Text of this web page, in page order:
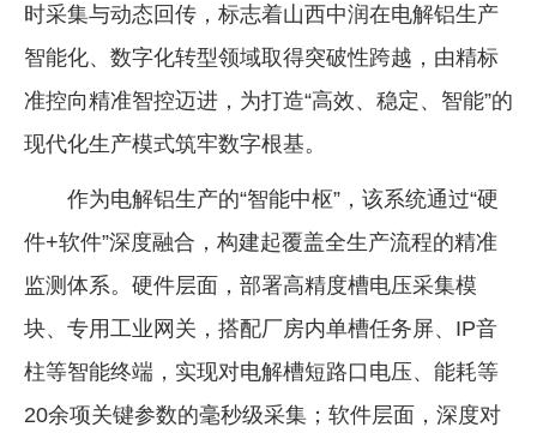
企业文化
《资源再生》杂志
时采集与动态回传，标志着山西中润在电解铝生产
智能化、数字化转型领域取得突破性跨越，由精标
准控向精准智控迈进，为打造“高效、稳定、智能”的
现代化生产模式筑牢数字根基。
作为电解铝生产的“智能中枢”，该系统通过“硬
件+软件”深度融合，构建起覆盖全生产流程的精准
监测体系。硬件层面，部署高精度槽电压采集模
块、专用工业网关，搭配厂房内单槽任务屏、IP音
柱等智能终端，实现对电解槽短路口电压、能耗等
20余项关键参数的毫秒级采集；软件层面，深度对